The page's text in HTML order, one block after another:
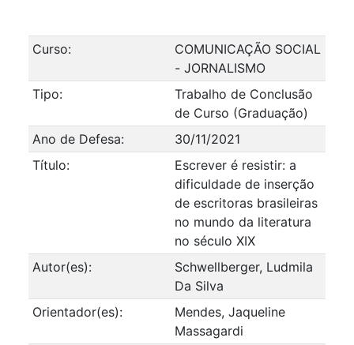
Curso:
COMUNICAÇÃO SOCIAL
- JORNALISMO
Tipo:
Trabalho de Conclusão
de Curso (Graduação)
Ano de Defesa:
30/11/2021
Título:
Escrever é resistir: a
dificuldade de inserção
de escritoras brasileiras
no mundo da literatura
no século XIX
Autor(es):
Schwellberger, Ludmila
Da Silva
Orientador(es):
Mendes, Jaqueline
Massagardi